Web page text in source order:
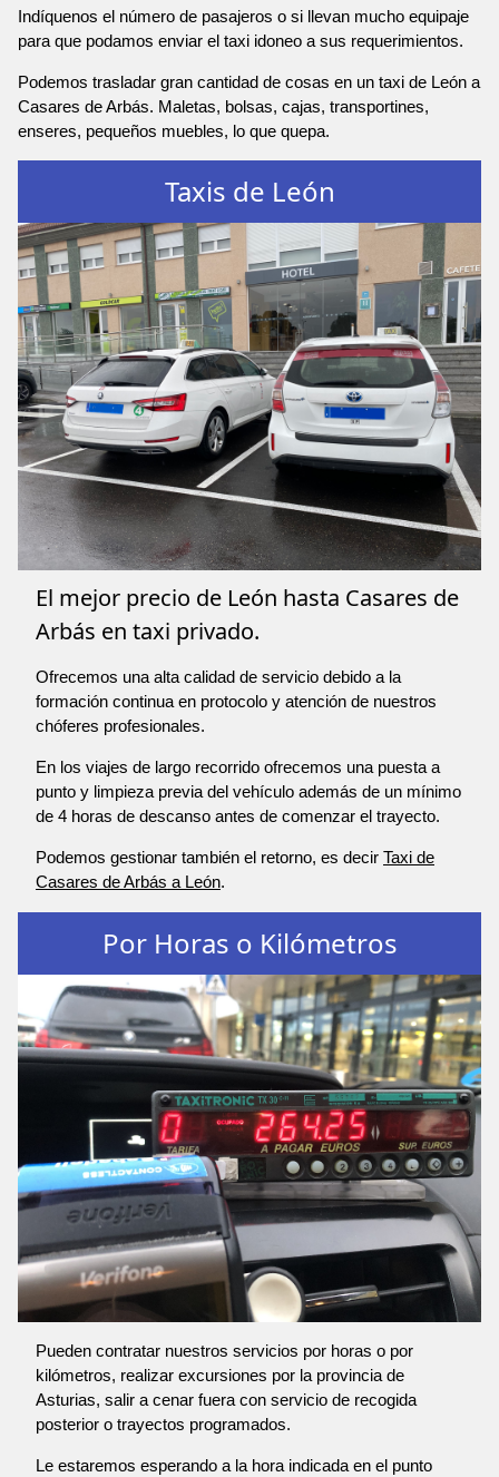
Indíquenos el número de pasajeros o si llevan mucho equipaje
para que podamos enviar el taxi idoneo a sus requerimientos.
Podemos trasladar gran cantidad de cosas en un taxi de León a
Casares de Arbás. Maletas, bolsas, cajas, transportines,
enseres, pequeños muebles, lo que quepa.
Taxis de León
El mejor precio de León hasta Casares de
Arbás en taxi privado.
Ofrecemos una alta calidad de servicio debido a la
formación continua en protocolo y atención de nuestros
chóferes profesionales.
En los viajes de largo recorrido ofrecemos una puesta a
punto y limpieza previa del vehículo además de un mínimo
de 4 horas de descanso antes de comenzar el trayecto.
Podemos gestionar también el retorno, es decir Taxi de
Casares de Arbás a León.
Por Horas o Kilómetros
Pueden contratar nuestros servicios por horas o por
kilómetros, realizar excursiones por la provincia de
Asturias, salir a cenar fuera con servicio de recogida
posterior o trayectos programados.
Le estaremos esperando a la hora indicada en el punto